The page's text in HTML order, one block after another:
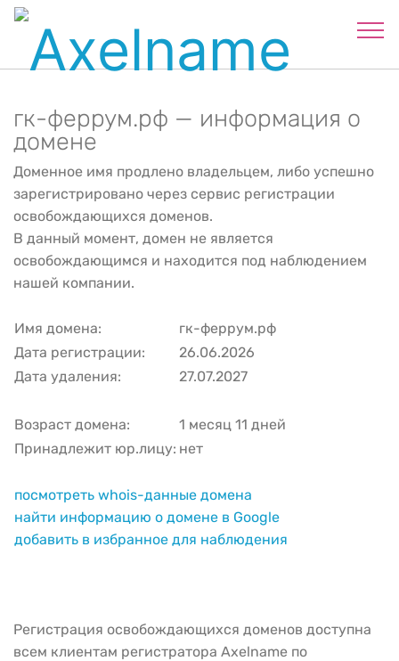
гк-феррум.рф — информация о
домене
Доменное имя продлено владельцем, либо успешно
зарегистрировано через сервис регистрации
освобождающихся доменов.
В данный момент, домен не является
освобождающимся и находится под наблюдением
нашей компании.
Имя домена:
гк-феррум.рф
Дата регистрации:
26.06.2026
Дата удаления:
27.07.2027
Возраст домена:
1 месяц 11 дней
Принадлежит юр.лицу: нет
посмотреть whois-данные домена
найти информацию о домене в Google
добавить в избранное для наблюдения
Регистрация освобождающихся доменов доступна
всем клиентам регистратора Axelname по